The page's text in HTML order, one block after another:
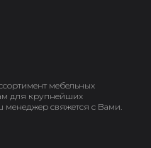
мебельных
для крупнейших
менеджер свяжется с Вами.